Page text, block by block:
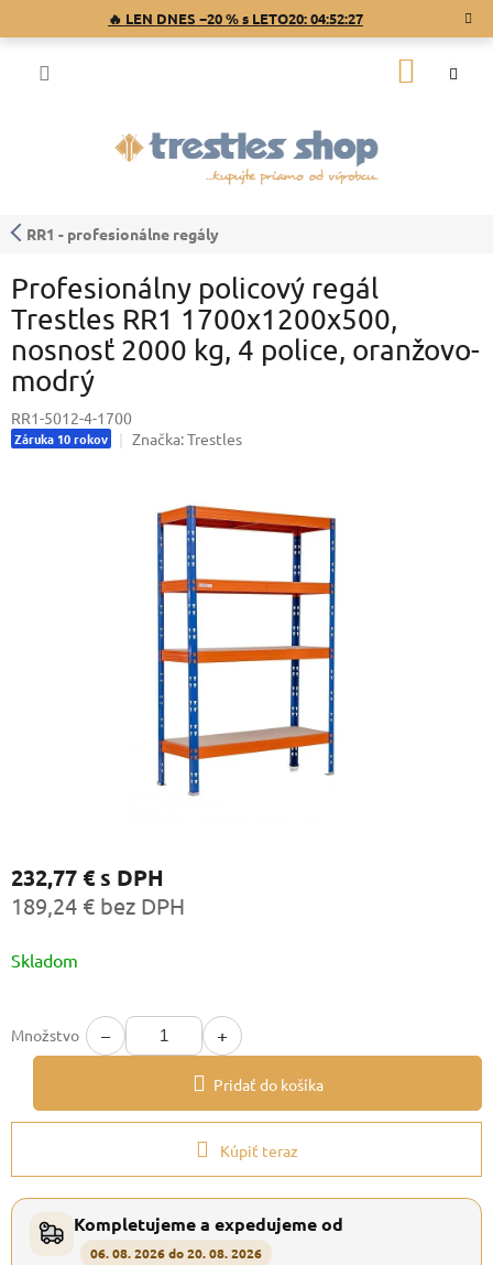
🔥 LEN DNES −20 % s LETO20:04:52:27
RR1 - profesionálne regály
Profesionálny policový regál
Trestles RR1 1700x1200x500,
nosnosť 2000 kg, 4 police, oranžovo-
modrý
RR1-5012-4-1700
Záruka 10 rokov Značka:Trestles
232,77 €s DPH
189,24 € bez DPH
cena:
Skladom
Množstvo − +
Pridať do košíka
Kúpiť teraz
Kompletujeme a expedujeme od
06. 08. 2026 do 20. 08. 2026